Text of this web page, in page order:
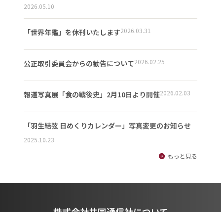
2026.05.10
「世界年鑑」を休刊いたします2026.03.31
公正取引委員会からの勧告について2026.02.25
報道写真展「食の戦後史」2月10日より開催2026.02.03
「羽生結弦 日めくりカレンダー」写真変更のお知らせ
2025.10.23
もっと見る